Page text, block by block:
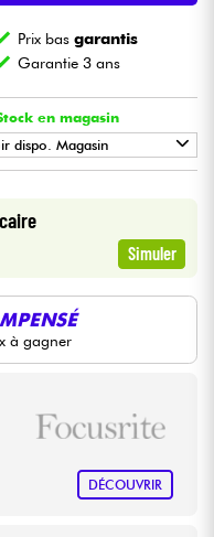
Prix basgarantis
Garantie 3 ans
en magasin
dispo. Magasin
BRUGES
Star
MusicTOULOUSE
Simuler
à gagner
DÉCOUVRIR